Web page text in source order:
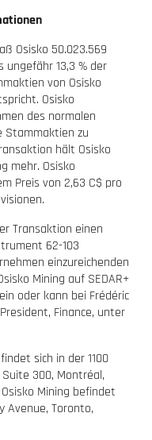
Osisko 50.023.569
ungefähr 13,3 % der
von Osisko
Osisko
des normalen
Stammaktien zu
hält Osisko
mehr. Osisko
Preis von 2,63 C$ pro
Transaktion einen
62-103
einzureichenden
Mining auf SEDAR+
oder kann bei Frédéric
Finance, unter
sich in der 1100
300, Montréal,
Mining befindet
Avenue, Toronto,